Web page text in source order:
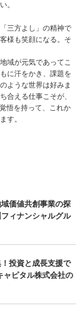
。
三方よし」の精神で
様も笑顔になる。そ
域が元気であってこ
に汗をかき、課題を
ような世界は好みま
合える仕事こそが、
悟を持って、これか
す。
価値共創事業の探
ィナンシャルグル
投資と成長支援で
ャピタル株式会社の